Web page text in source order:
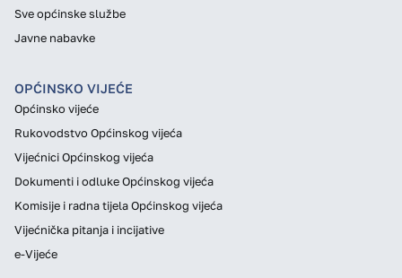
Sve općinske službe
Javne nabavke
OPĆINSKO VIJEĆE
Općinsko vijeće
Rukovodstvo Općinskog vijeća
Vijećnici Općinskog vijeća
Dokumenti i odluke Općinskog vijeća
Komisije i radna tijela Općinskog vijeća
Vijećnička pitanja i incijative
e-Vijeće